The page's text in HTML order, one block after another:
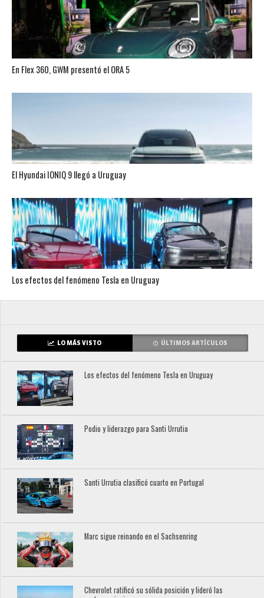
En Flex 360, GWM presentó el ORA 5
El Hyundai IONIQ 9 llegó a Uruguay
Los efectos del fenómeno Tesla en Uruguay
LO MÁS VISTO ÚLTIMOS ARTÍCULOS
Los efectos del fenómeno Tesla en Uruguay
Podio y liderazgo para Santi Urrutia
Santi Urrutia clasificó cuarto en Portugal
Marc sigue reinando en el Sachsenring
Chevrolet ratificó su sólida posición y lideró las